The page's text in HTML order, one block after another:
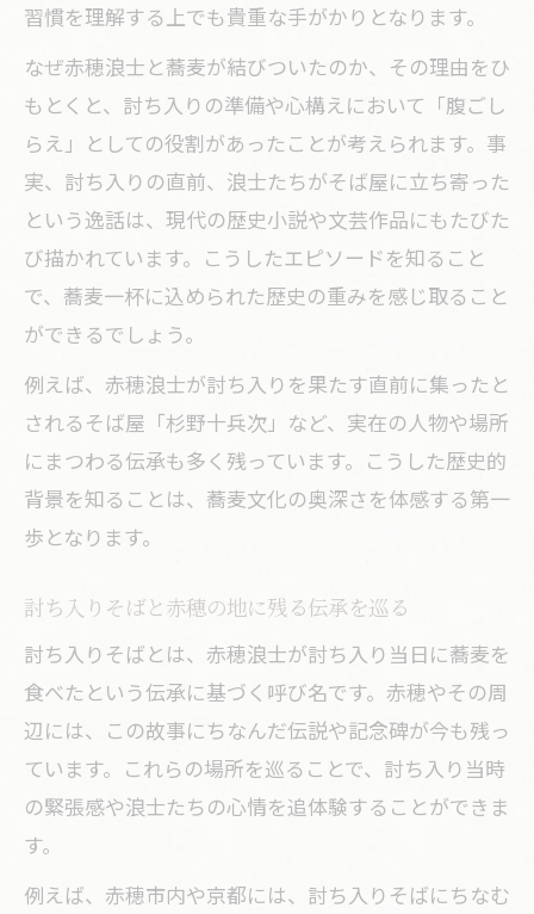
習慣を理解する上でも貴重な手がかりとなります。
なぜ赤穂浪士と蕎麦が結びついたのか、その理由をひ
もとくと、討ち入りの準備や心構えにおいて「腹ごし
らえ」としての役割があったことが考えられます。事
実、討ち入りの直前、浪士たちがそば屋に立ち寄った
という逸話は、現代の歴史小説や文芸作品にもたびた
び描かれています。こうしたエピソードを知ること
で、蕎麦一杯に込められた歴史の重みを感じ取ること
ができるでしょう。
例えば、赤穂浪士が討ち入りを果たす直前に集ったと
されるそば屋「杉野十兵次」など、実在の人物や場所
にまつわる伝承も多く残っています。こうした歴史的
背景を知ることは、蕎麦文化の奥深さを体感する第一
歩となります。
討ち入りそばと赤穂の地に残る伝承を巡る
討ち入りそばとは、赤穂浪士が討ち入り当日に蕎麦を
食べたという伝承に基づく呼び名です。赤穂やその周
辺には、この故事にちなんだ伝説や記念碑が今も残っ
ています。これらの場所を巡ることで、討ち入り当時
の緊張感や浪士たちの心情を追体験することができま
す。
例えば、赤穂市内や京都には、討ち入りそばにちなむ